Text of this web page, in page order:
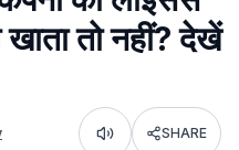
तो नहीं? देखें
Listen SHARE